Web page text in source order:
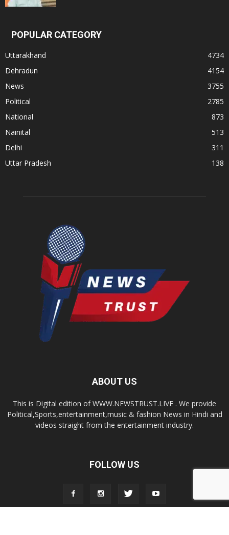
POPULAR CATEGORY
Uttarakhand
4734
Dehradun
4154
News
3755
Political
2785
National
873
Nainital
513
Delhi
311
Uttar Pradesh
138
ABOUT US
This is Digital edition of WWW.NEWSTRUST.LIVE . We provide
Political,Sports,entertainment,music & fashion News in Hindi and
videos straight from the entertainment industry.
FOLLOW US